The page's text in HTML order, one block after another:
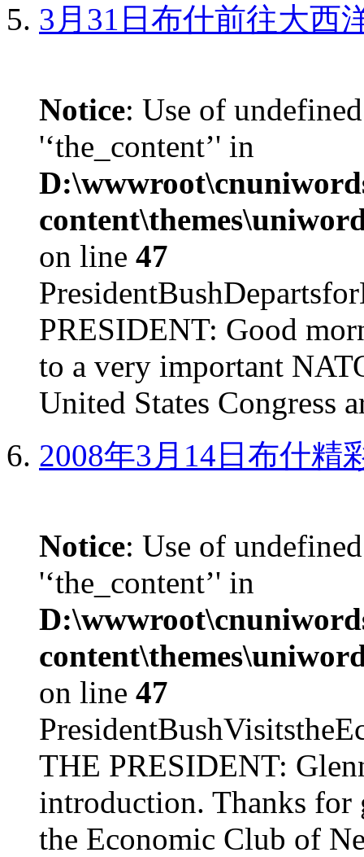
3月31日布什前往大西
Notice: Use of
'‘the_content’' in
on line 47
PRESIDENT: Good
to a very important
United States Congress
2008年3月14日布什精
Notice: Use of
'‘the_content’' in
on line 47
THE PRESIDENT:
introduction. Thanks for
the Economic Club of